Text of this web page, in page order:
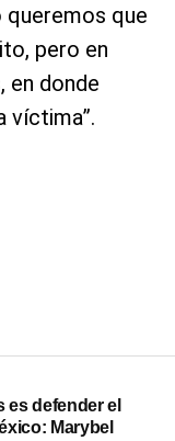
que
pero en
en donde
víctima”.
es defender el
Marybel